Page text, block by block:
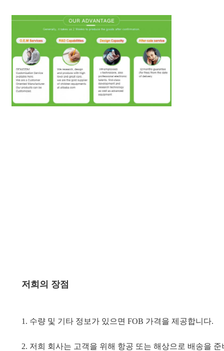
저희의 장점
1. 수량 및 기타 정보가 있으면 FOB 가격을 제공합니다.
2. 저희 회사는 고객을 위해 항공 또는 해상으로 배송을 준